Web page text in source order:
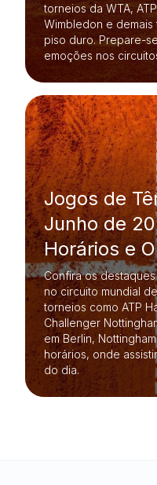
torneios da WTA,
Wimbledon e
piso duro. Prepare-
emoções nos
Jogos de
Junho de
Horários e
Confira os
no circuito mundial
torneios como ATP
Challenger
em Berlin,
horários, onde
do dia.